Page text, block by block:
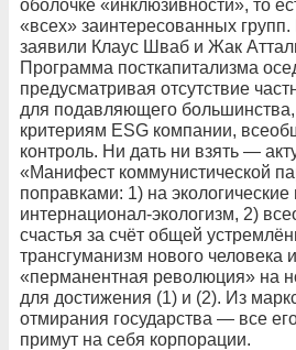
оболочке «инклюзивности», то
«всех» заинтересованных
заявили Клаус Шваб и Жак
Программа посткапитализма
предусматривая отсутствие
для подавляющего
критериям ESG компании,
контроль. Ни дать ни взять —
«Манифест коммунистической
поправками: 1) на
интернационал-экологизм, 2)
счастья за счёт общей
трансгуманизм нового человека
«перманентная революция» на
для достижения (1) и (2). Из
отмирания государства — все
примут на себя корпорации.